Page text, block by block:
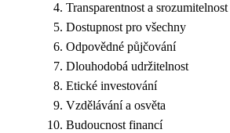
Transparentnost a srozumitelnost
Dostupnost pro všechny
Odpovědné půjčování
Dlouhodobá udržitelnost
Etické investování
Vzdělávání a osvěta
Budoucnost financí